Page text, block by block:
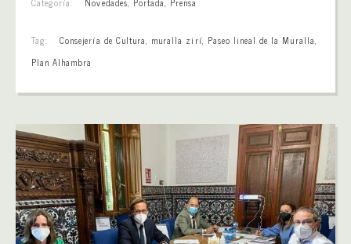
Tag: Consejería de Cultura, muralla zirí, Paseo lineal de la Muralla,
Plan Alhambra